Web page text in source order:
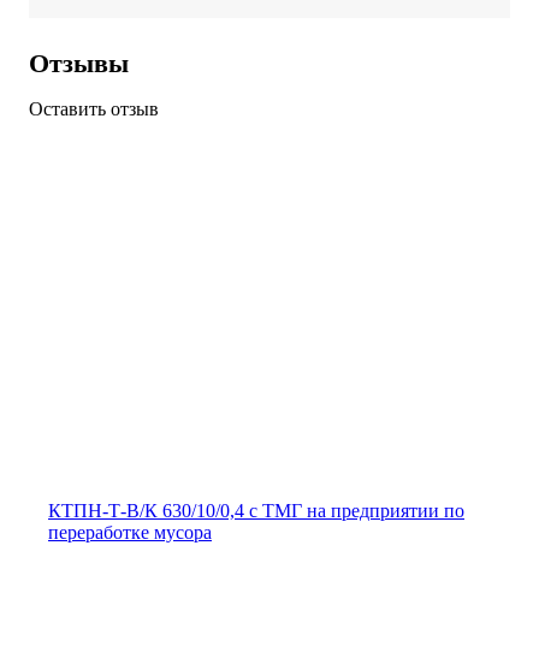
Отзывы
Оставить отзыв
КТПН-Т-В/К 630/10/0,4 с ТМГ на предприятии по
переработке мусора